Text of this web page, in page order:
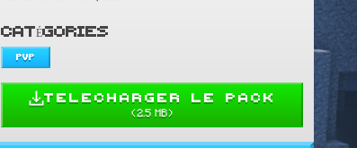
CATÉGORIES
PVP
TELECHARGER LE PACK
(2.5 MB)